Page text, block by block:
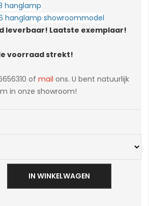
hanglamp
hanglamp showroommodel
leverbaar! Laatste exemplaar!
voorraad strekt!
of mail ons. U bent natuurlijk
in onze showroom!
IN WINKELWAGEN